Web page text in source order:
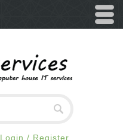
Login / Register